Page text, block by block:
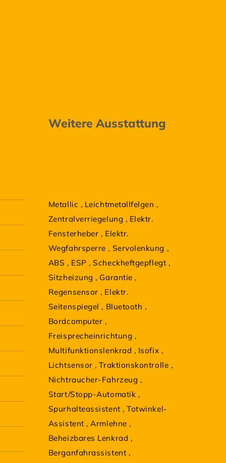
Weitere Ausstattung
Metallic , Leichtmetallfelgen ,
Zentralverriegelung , Elektr.
Fensterheber , Elektr.
Wegfahrsperre , Servolenkung ,
ABS , ESP , Scheckheftgepflegt ,
Sitzheizung , Garantie ,
Regensensor , Elektr.
Seitenspiegel , Bluetooth ,
Bordcomputer ,
Freisprecheinrichtung ,
Multifunktionslenkrad , Isofix ,
Lichtsensor ,Traktionskontrolle ,
Nichtraucher-Fahrzeug ,
Start/Stopp-Automatik ,
Spurhalteassistent ,Totwinkel-
Assistent ,Armlehne ,
Beheizbares Lenkrad ,
Berganfahrassistent ,